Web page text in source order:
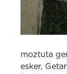
moztuta
esker,